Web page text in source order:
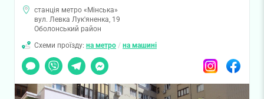
станція метро «Мінська»
вул. Левка Лук'яненка, 19
Оболонський район
Схеми проїзду: на метро / на машині
Чат
Viber TelegramMessenger InstagramFacebook